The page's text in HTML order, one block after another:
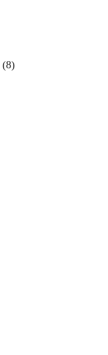
(8)